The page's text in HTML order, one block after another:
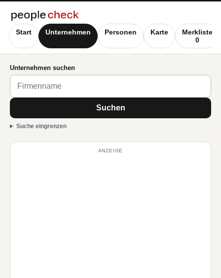
Start Unternehmen Personen Karte
Merkliste
0
Unternehmen suchen
Suchen
Suche eingrenzen
ANZEIGE